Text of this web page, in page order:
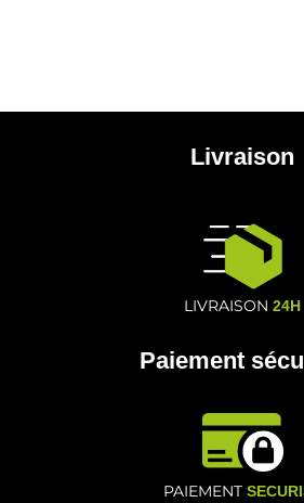
Livraison
LIVRAISON 24H
Paiement
PAIEMENT